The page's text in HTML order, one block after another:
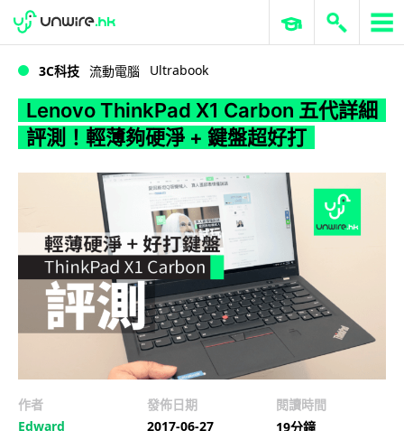
WWDC 2026 ERP 與商業 AI
3C科技 流動電腦 Ultrabook
Lenovo ThinkPad X1 Carbon 五代詳細
評測！輕薄夠硬淨 + 鍵盤超好打
作者
Edward
發佈日期
2017-06-27
閱讀時間
19分鐘